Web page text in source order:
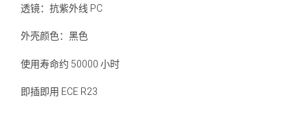
透镜：抗紫外线 PC
外壳颜色：黑色
使用寿命约 50000 小时
即插即用 ECE R23